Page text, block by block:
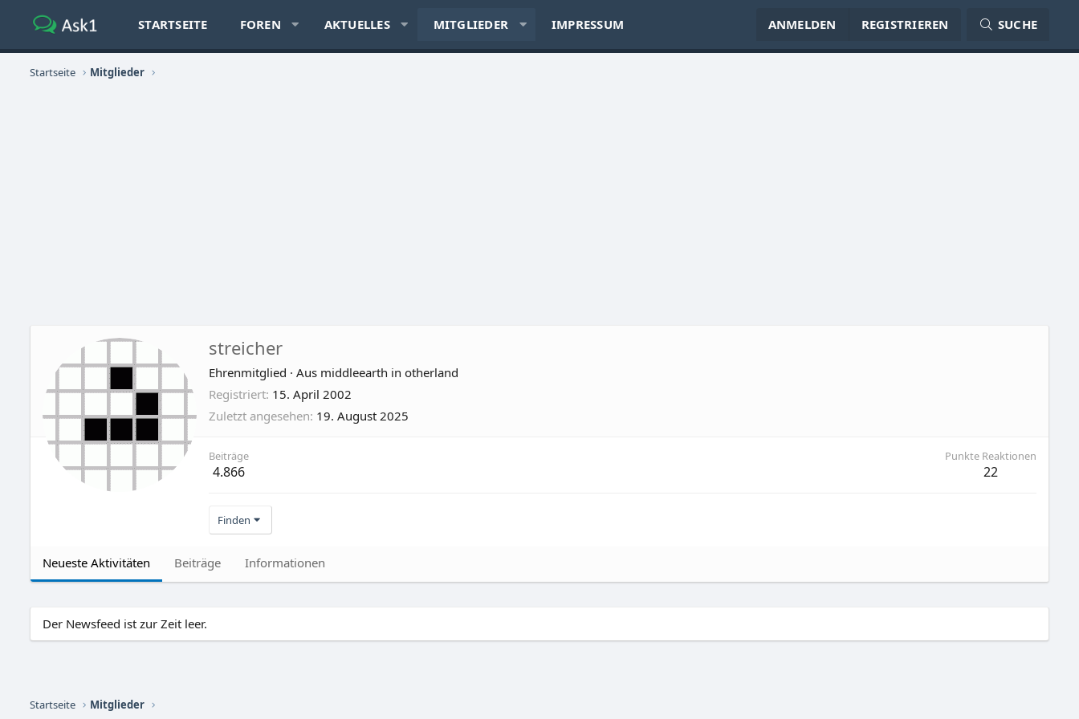
STARTSEITE FOREN AKTUELLES MITGLIEDER IMPRESSUM ANMELDEN REGISTRIEREN SUCHE
Startseite Mitglieder
streicher
Ehrenmitglied · Aus middleearth in otherland
Registriert 15. April 2002
Zuletzt angesehen 19. August 2025
Beiträge
4.866
Punkte Reaktionen
22
Finden
Neueste Aktivitäten Beiträge Informationen
Der Newsfeed ist zur Zeit leer.
Startseite Mitglieder